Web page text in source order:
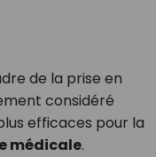
de la prise en
considéré
efficaces pour la
médicale.